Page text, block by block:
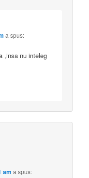
a spus:
,insa nu inteleg
am a spus: